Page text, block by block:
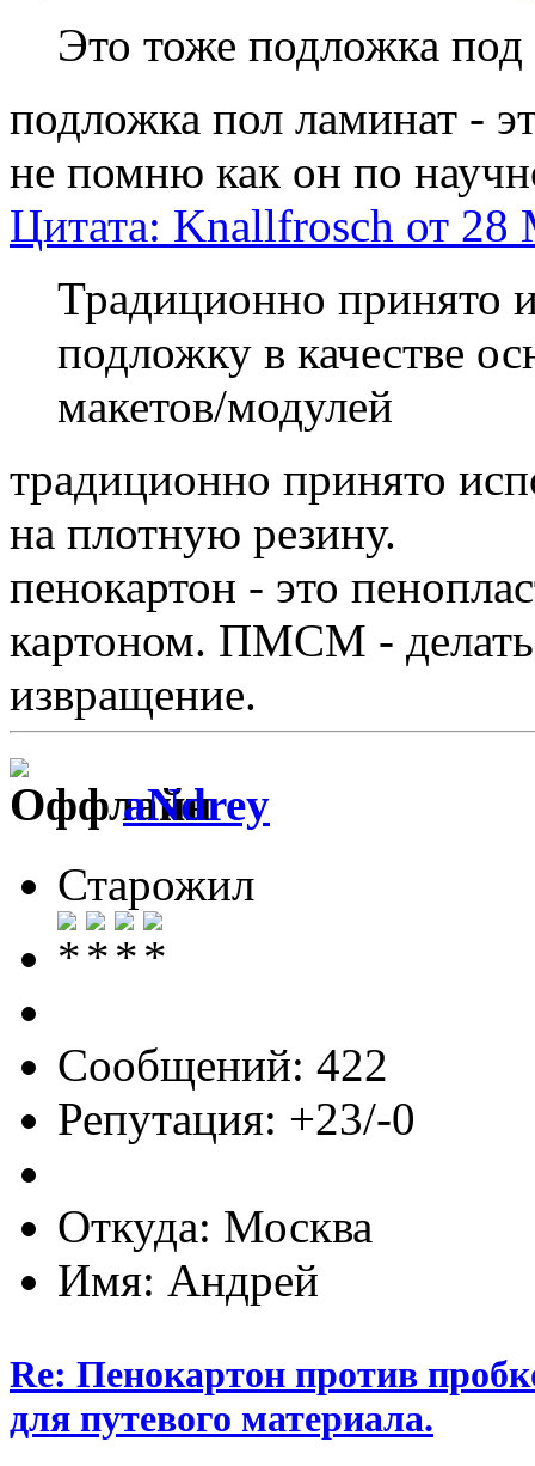
Это тоже подложка
подложка пол ламинат -
не помню как он по
Цитата: Knallfrosch от 28
Традиционно принято
подложку в качестве
макетов/модулей
традиционно принято
на плотную резину.
пенокартон - это
картоном. ПМСМ - делать
извращение.
aNdrey
Старожил
Сообщений: 422
Репутация: +23/-0
Откуда: Москва
Имя: Андрей
Re: Пенокартон против
для путевого материала.